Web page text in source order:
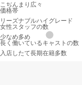
こぢんまり 広々
価格帯
リーズナブルハイグレード
女性スタッフの数
少なめ多め
長く働いているキャストの数
入店したて長期在籍多数